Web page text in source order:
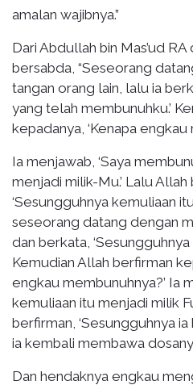
amalan wajibnya.”
Dari Abdullah bin Mas’ud
bersabda, “Seseorang
tangan orang lain, lalu ia
yang telah membunuhku.’
kepadanya, ‘Kenapa engkau
Ia menjawab, ‘Saya
menjadi milik-Mu.’ Lalu Allah
‘Sesungguhnya kemuliaan
seseorang datang dengan
dan berkata,
Kemudian Allah berfirman
engkau membunuhnya?’ Ia
kemuliaan itu menjadi milik
berfirman, ‘Sesungguhnya
ia kembali membawa
Dan hendaknya engkau